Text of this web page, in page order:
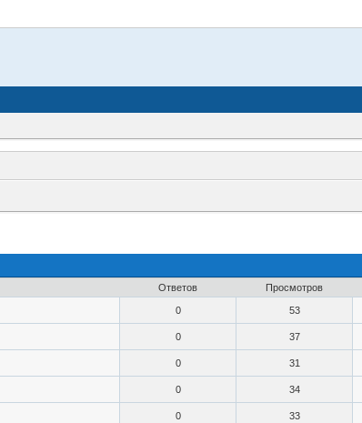
Ответов Просмотров
0 53
0 37
0 31
0 34
0 33